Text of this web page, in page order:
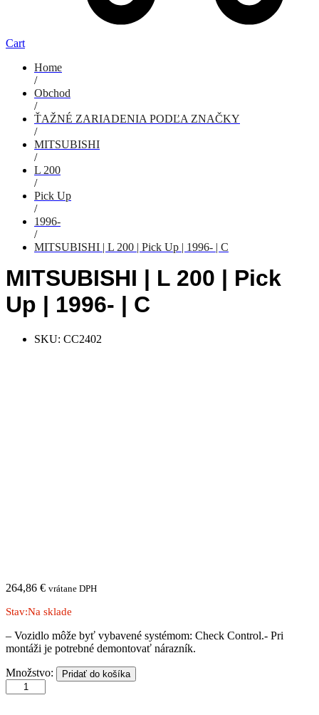
Cart
Home
/
Obchod
/
ŤAŽNÉ ZARIADENIA PODĽA ZNAČKY
/
MITSUBISHI
/
L 200
/
Pick Up
/
1996-
/
MITSUBISHI | L 200 | Pick Up | 1996- | C
MITSUBISHI | L 200 | Pick
Up | 1996- | C
SKU: CC2402
264,86 € vrátane DPH
Stav:Na sklade
– Vozidlo môže byť vybavené systémom: Check Control.- Pri
montáži je potrebné demontovať nárazník.
MITSUBISHI
L
Množstvo: Pridať do košíka